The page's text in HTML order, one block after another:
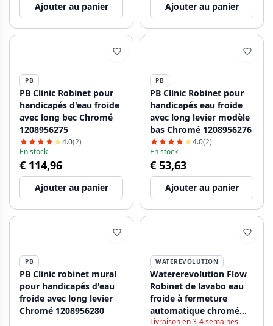
Ajouter au panier Ajouter au panier
PB
PB Clinic Robinet pour
handicapés d'eau froide
avec long bec Chromé
1208956275
4.0(2)
En stock
€ 114,96
Ajouter au panier
PB
PB Clinic Robinet pour
handicapés eau froide
avec long levier modèle
bas Chromé 1208956276
4.0(2)
En stock
€ 53,63
Ajouter au panier
PB
PB Clinic robinet mural
pour handicapés d'eau
froide avec long levier
Chromé 1208956280
WATEREVOLUTION
Watererevolution Flow
Robinet de lavabo eau
froide à fermeture
automatique chromé
T110TP01
Livraison en 3-4 semaines